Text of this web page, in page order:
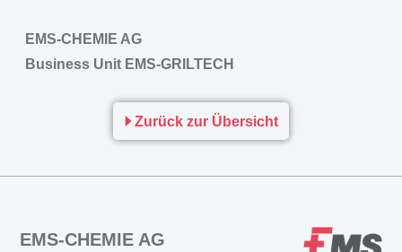
EMS-CHEMIE AG
Business Unit EMS-GRILTECH
Zurück zur Übersicht
EMS-CHEMIE AG